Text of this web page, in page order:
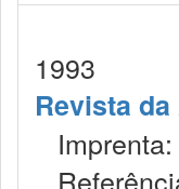
1993
Revista